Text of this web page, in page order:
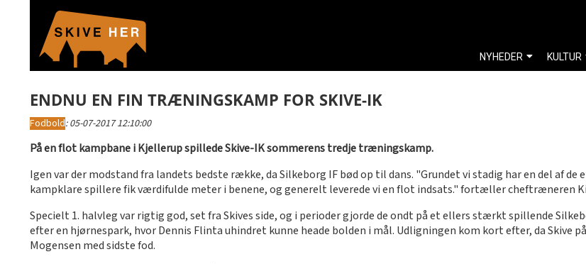
ENDNU EN FIN TRÆNINGSKAMP FOR SKIVE-IK
Fodbold:05-07-2017 12:10:00
På en flot kampbane i Kjellerup spillede Skive-IK sommerens tredje træningskamp.
Igen var der modstand fra landets bedste række, da Silkeborg IF bød op til dans. "Grundet vi stadig har en del af
kampklare spillere fik værdifulde meter i benene, og generelt leverede vi en flot indsats." fortæller cheftræneren
Specielt 1. halvleg var rigtig god, set fra Skives side, og i perioder gjorde de ondt på et ellers stærkt spillende
efter en hjørnespark, hvor Dennis Flinta uhindret kunne heade bolden i mål. Udligningen kom kort efter, da
Mogensen med sidste fod.
NYHEDER KULTUR